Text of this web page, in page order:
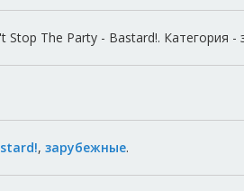
The Party - Bastard!. Категория -
, зарубежные.